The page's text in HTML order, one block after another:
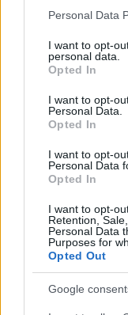
Personal Data
I want to opt-
personal data.
Opted In
I want to opt-
Personal Data.
Opted In
I want to opt-
Personal Data
Opted In
I want to opt-
Retention,
Personal Data
Purposes for
Opted Out
Google
znanstvenici su
kancerogenog
Reports,
potpuno nestali
biti korišten za
je rak dojke.